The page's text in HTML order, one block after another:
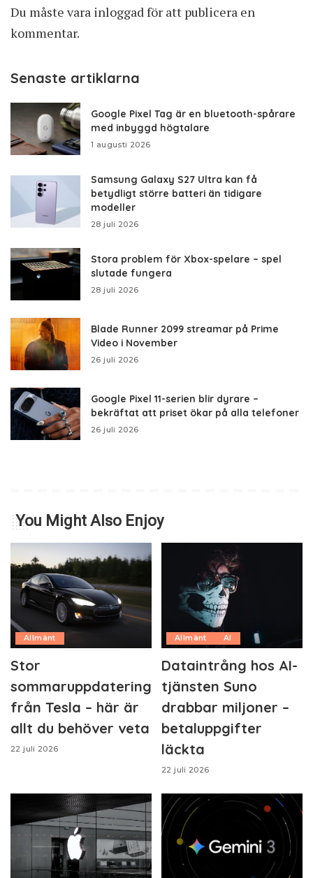
Du måste vara inloggadför att publicera en
kommentar.
Senaste artiklarna
Google Pixel Tag är en bluetooth-spårare
med inbyggd högtalare
1 augusti 2026
Samsung Galaxy S27 Ultra kan få
betydligt större batteri än tidigare
modeller
28 juli 2026
Stora problem för Xbox-spelare – spel
slutade fungera
28 juli 2026
Blade Runner 2099 streamar på Prime
Video i November
26 juli 2026
Google Pixel 11-serien blir dyrare –
bekräftat att priset ökar på alla telefoner
26 juli 2026
You Might Also Enjoy
Allmänt
Stor
sommaruppdatering
från Tesla – här är
allt du behöver veta
22 juli 2026
Allmänt AI
Dataintrång hos AI-
tjänsten Suno
drabbar miljoner –
betaluppgifter
läckta
22 juli 2026